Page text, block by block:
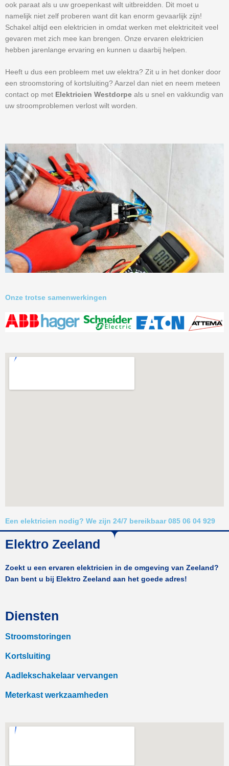
ook paraat als u uw groepenkast wilt uitbreidden. Dit moet u
namelijk niet zelf proberen want dit kan enorm gevaarlijk zijn!
Schakel altijd een elektricien in omdat werken met elektriciteit veel
gevaren met zich mee kan brengen. Onze ervaren elektricien
hebben jarenlange ervaring en kunnen u daarbij helpen.
Heeft u dus een probleem met uw elektra? Zit u in het donker door
een stroomstoring of kortsluiting? Aarzel dan niet en neem meteen
contact op met Elektricien Westdorpe als u snel en vakkundig van
uw stroomproblemen verlost wilt worden.
Onze trotse samenwerkingen
Een elektricien nodig? We zijn 24/7 bereikbaar 085 06 04 929
Elektro Zeeland
Zoekt u een ervaren elektricien in de omgeving van Zeeland?
Dan bent u bij Elektro Zeeland aan het goede adres!
Diensten
Stroomstoringen
Kortsluiting
Aadlekschakelaar vervangen
Meterkast werkzaamheden